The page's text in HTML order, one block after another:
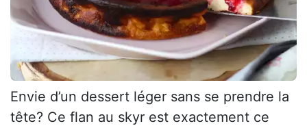
Envie d’un dessert léger sans se prendre la
tête? Ce flan au skyr est exactement ce